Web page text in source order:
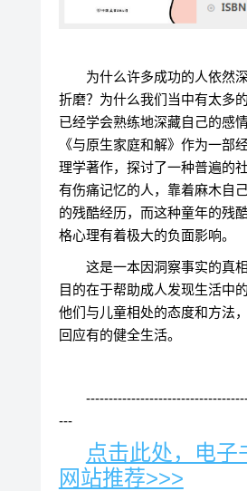
为什么许多成功的人依然
折磨？为什么我们当中有太多
已经学会熟练地深藏自己的感
《与原生家庭和解》作为一部
理学著作，探讨了一种普遍的
有伤痛记忆的人，靠着麻木自
的残酷经历，而这种童年的残
格心理有着极大的负面影响。
这是一本因洞察事实的真
目的在于帮助成人发现生活中
他们与儿童相处的态度和方法
回应有的健全生活。
---
点击此处，电子
网站推荐>>>